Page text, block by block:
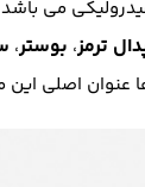
می باشد
ترمز، بوستر،
اصلی